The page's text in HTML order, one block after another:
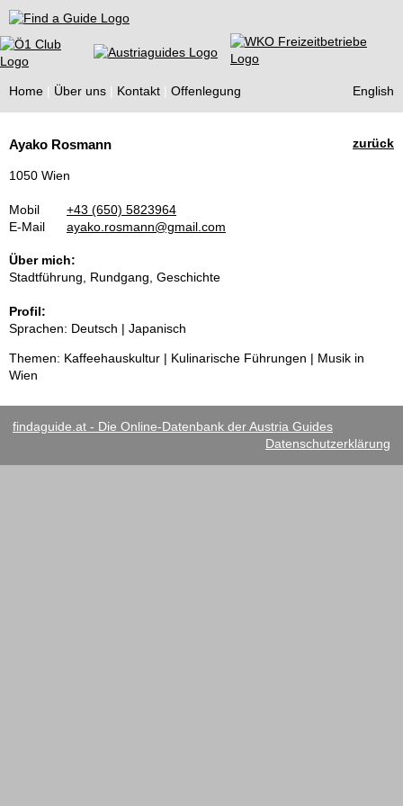
Find a Guide
Home Über uns Kontakt Offenlegung English
Guides
zurück
Ayako Rosmann
1050 Wien
Mobil
+43 (650) 5823964
E-Mail
ayako.rosmann@gmail.com
Über mich:
Stadtführung, Rundgang, Geschichte
Profil:
Sprachen: Deutsch | Japanisch
Themen: Kaffeehauskultur | Kulinarische Führungen | Musik in
Wien
findaguide.at - Die Online-Datenbank der Austria Guides
Datenschutzerklärung